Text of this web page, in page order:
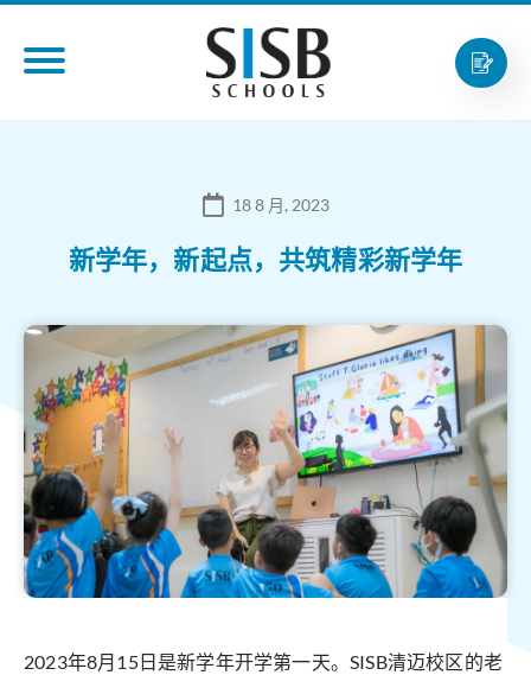
18 8 月, 2023
新学年，新起点，共筑精彩新学年
2023年8月15日是新学年开学第一天。SISB清迈校区的老